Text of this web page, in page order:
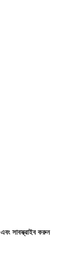
এবং সাবস্ক্রাইব করুন